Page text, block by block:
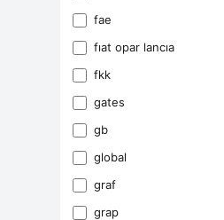
fae
fiat opar lancia
fkk
gates
gb
global
graf
grap